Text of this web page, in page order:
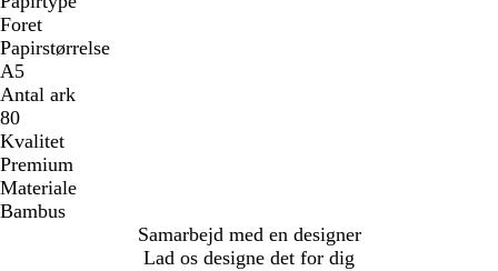
Foret
Papirstørrelse
A5
Antal ark
80
Kvalitet
Premium
Materiale
Bambus
Samarbejd med en designer
Lad os designe det for dig